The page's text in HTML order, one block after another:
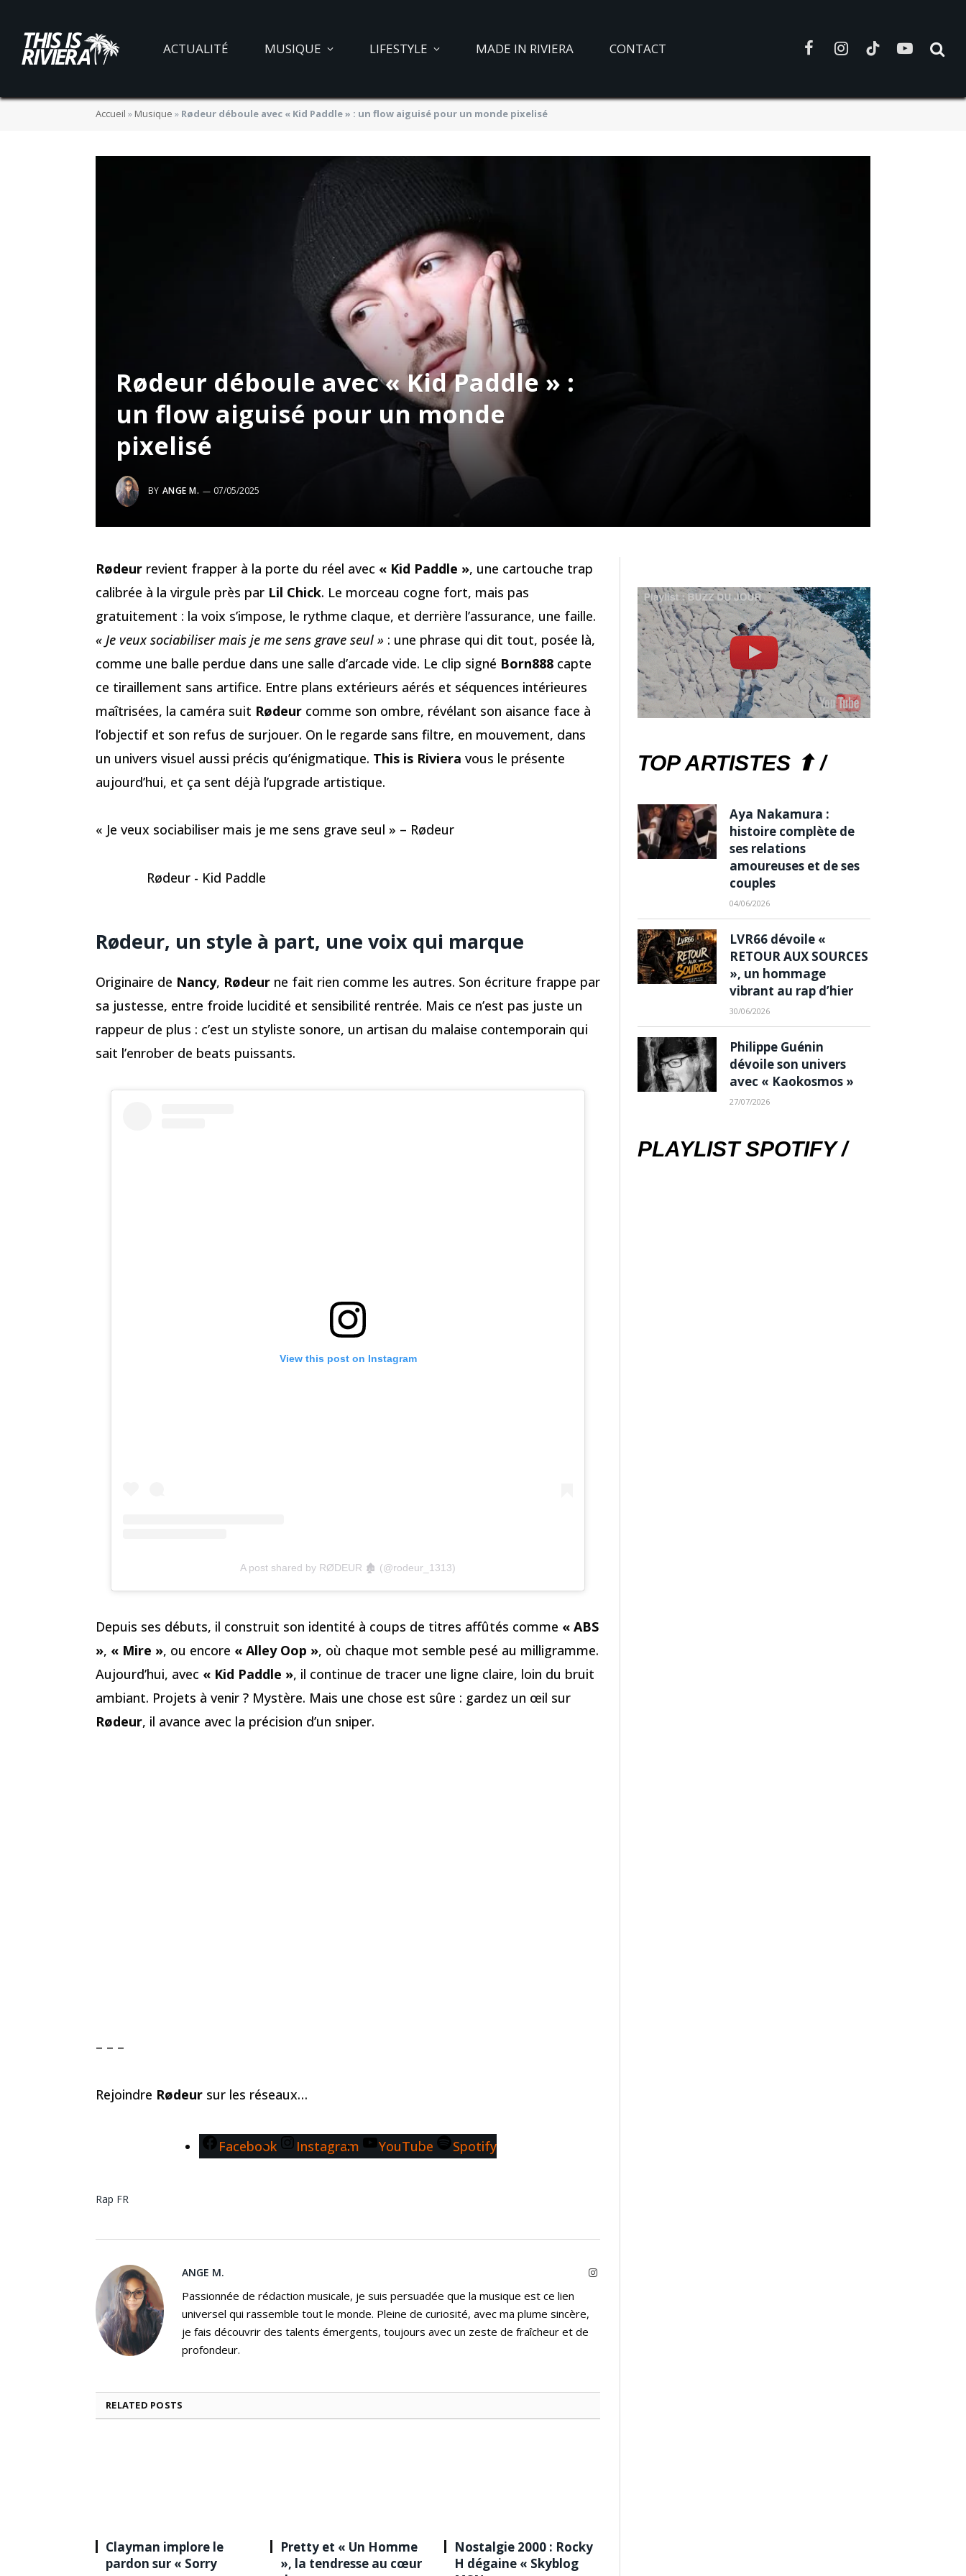
ACTUALITÉ MUSIQUE LIFESTYLE MADE IN RIVIERA CONTACT FacebookInstagramTikTokYouTube
Accueil » Musique » Rødeur déboule avec « Kid Paddle » : un flow aiguisé pour un monde pixelisé
Rødeur déboule avec « Kid Paddle » :
un flow aiguisé pour un monde
pixelisé
BY ANGE M. 07/05/2025
Rødeur revient frapper à la porte du réel avec « Kid Paddle », une cartouche trap
calibrée à la virgule près par Lil Chick. Le morceau cogne fort, mais pas
gratuitement : la voix s’impose, le rythme claque, et derrière l’assurance, une faille.
« Je veux sociabiliser mais je me sens grave seul » : une phrase qui dit tout, posée là,
comme une balle perdue dans une salle d’arcade vide. Le clip signé Born888 capte
ce tiraillement sans artifice. Entre plans extérieurs aérés et séquences intérieures
maîtrisées, la caméra suit Rødeur comme son ombre, révélant son aisance face à
l’objectif et son refus de surjouer. On le regarde sans filtre, en mouvement, dans
un univers visuel aussi précis qu’énigmatique. This is Riviera vous le présente
aujourd’hui, et ça sent déjà l’upgrade artistique.
« Je veux sociabiliser mais je me sens grave seul » – Rødeur
Rødeur - Kid Paddle
Rødeur, un style à part, une voix qui marque
Originaire de Nancy, Rødeur ne fait rien comme les autres. Son écriture frappe par
sa justesse, entre froide lucidité et sensibilité rentrée. Mais ce n’est pas juste un
rappeur de plus : c’est un styliste sonore, un artisan du malaise contemporain qui
sait l’enrober de beats puissants.
View this post on Instagram
A post shared by RØDEUR 🏚 (@rodeur_1313)
Depuis ses débuts, il construit son identité à coups de titres affûtés comme « ABS
», « Mire », ou encore « Alley Oop », où chaque mot semble pesé au milligramme.
Aujourd’hui, avec « Kid Paddle », il continue de tracer une ligne claire, loin du bruit
ambiant. Projets à venir ? Mystère. Mais une chose est sûre : gardez un œil sur
Rødeur, il avance avec la précision d’un sniper.
– – –
Rejoindre Rødeur sur les réseaux…
Facebook Instagram YouTube Spotify
Rap FR
ANGE M. Instagram
Passionnée de rédaction musicale, je suis persuadée que la musique est ce lien
universel qui rassemble tout le monde. Pleine de curiosité, avec ma plume sincère,
je fais découvrir des talents émergents, toujours avec un zeste de fraîcheur et de
profondeur.
RELATED POSTS
Clayman implore le
pardon sur « Sorry
Pretty et « Un Homme
», la tendresse au cœur
Nostalgie 2000 : Rocky
H dégaine « Skyblog
TOP ARTISTES ⬆ /
Aya Nakamura :
histoire complète de
ses relations
amoureuses et de ses
couples
04/06/2026
LVR66 dévoile «
RETOUR AUX SOURCES
», un hommage
vibrant au rap d’hier
30/06/2026
Philippe Guénin
dévoile son univers
avec « Kaokosmos »
27/07/2026
PLAYLIST SPOTIFY /